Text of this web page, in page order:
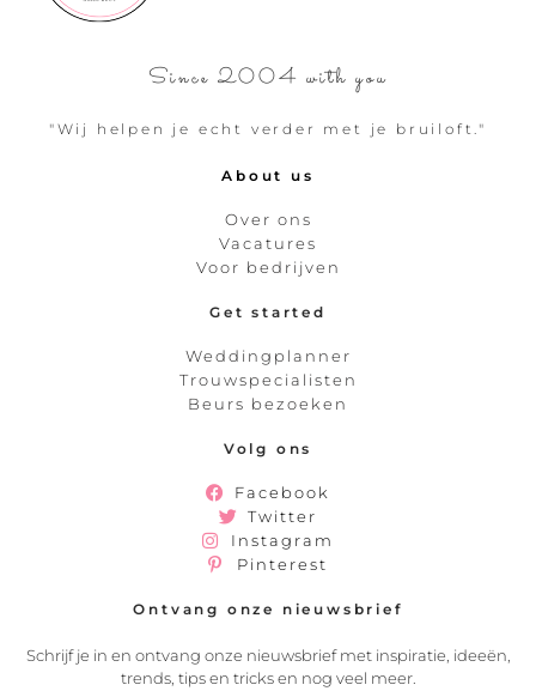
Since 2004 with you
"Wij helpen je echt verder met je bruiloft."
About us
Over ons
Vacatures
Voor bedrijven
Get started
Weddingplanner
Trouwspecialisten
Beurs bezoeken
Volg ons
Facebook
Twitter
Instagram
Pinterest
Ontvang onze nieuwsbrief
Schrijf je in en ontvang onze nieuwsbrief met inspiratie, ideeën,
trends, tips en tricks en nog veel meer.